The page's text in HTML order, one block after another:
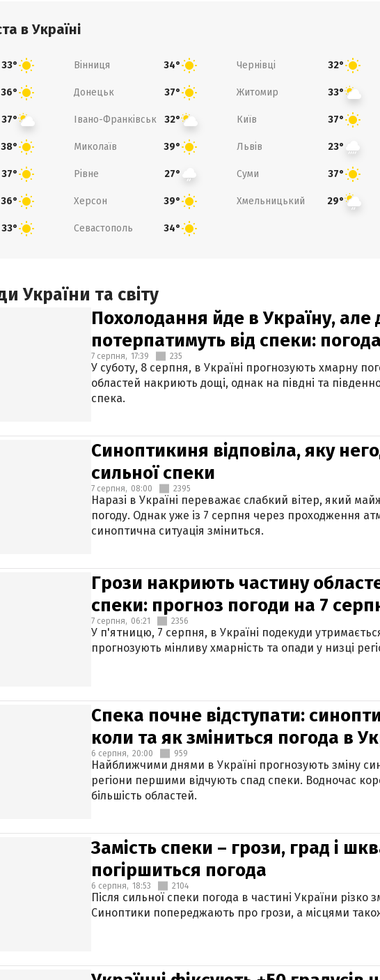
в Україні
33° Вінниця 34° Чернівці 32°
36° Донецьк 37° Житомир 33°
37° Івано-Франківськ 32° Київ 37°
38° Миколаїв 39° Львів 23°
37° Рівне 27° Суми 37°
36° Херсон 39° Хмельницький 29°
33° Севастополь 34°
України та світу
Похолодання йде в Україну, але
потерпатимуть від спеки:
7 серпня, 17:39 235
У суботу, 8 серпня, в Україні прогнозують хмарну
областей накриють дощі, однак на півдні та
спека.
Синоптикиня відповіла, яку
сильної спеки
7 серпня, 08:00 2395
Наразі в Україні переважає слабкий вітер, який
погоду. Однак уже із 7 серпня через проходження
синоптична ситуація зміниться.
Грози накриють частину
спеки: прогноз погоди на 7
7 серпня, 06:21 2356
У п'ятницю, 7 серпня, в Україні подекуди
прогнозують мінливу хмарність та опади у низці
Спека почне відступати:
коли та як зміниться погода в
6 серпня, 20:00 959
Найближчими днями в Україні прогнозують зміну
регіони першими відчують спад спеки. Водночас
більшість областей.
Замість спеки – грози, град і
погіршиться погода
6 серпня, 18:53 2104
Після сильної спеки погода в частині України різко
Синоптики попереджають про грози, а місцями